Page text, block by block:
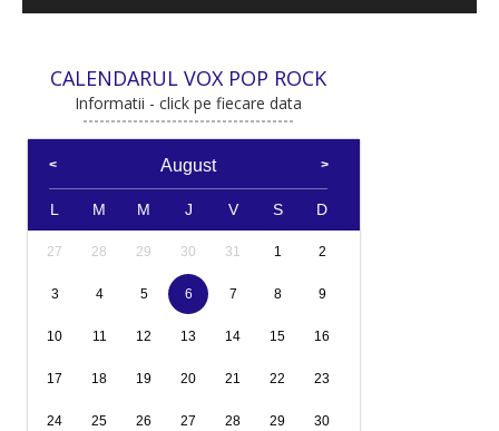
CALENDARUL VOX POP ROCK
Informatii - click pe fiecare data
August
L M M J V S D
27 28 29 30 31 1 2
3 4 5 6 7 8 9
10 11 12 13 14 15 16
17 18 19 20 21 22 23
24 25 26 27 28 29 30